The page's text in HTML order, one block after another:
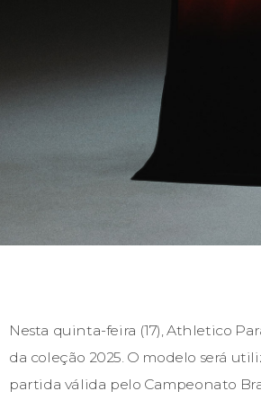
Nesta quinta-feira (17), Athletico
da coleção 2025. O modelo será
partida válida pelo Campeonato